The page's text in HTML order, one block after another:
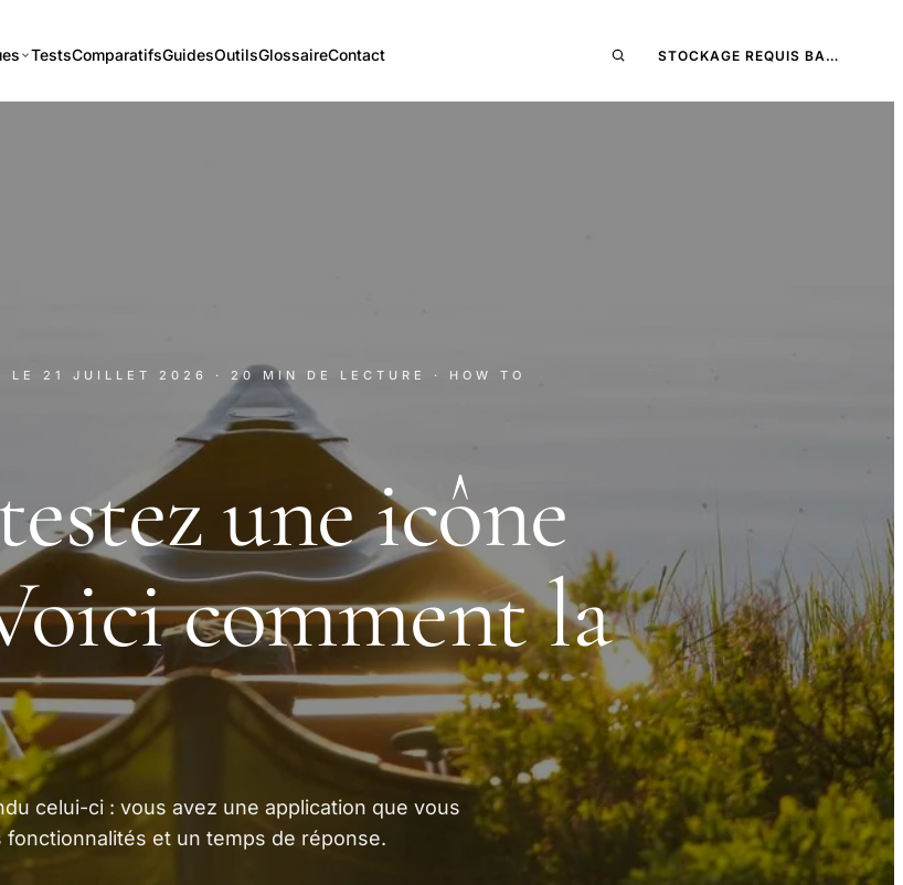
TestsComparatifsGuidesOutilsGlossaireContact STOCKAGE REQUIS BA…
LE 21 JUILLET 2026 · 20 MIN DE LECTURE · HOW TO
une icône
comment la
celui-ci : vous avez une application que vous
fonctionnalités et un temps de réponse.